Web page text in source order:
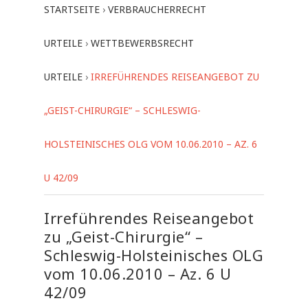
STARTSEITE › VERBRAUCHERRECHT
URTEILE › WETTBEWERBSRECHT
URTEILE › IRREFÜHRENDES REISEANGEBOT ZU
„GEIST-CHIRURGIE“ – SCHLESWIG-
HOLSTEINISCHES OLG VOM 10.06.2010 – AZ. 6
U 42/09
Irreführendes Reiseangebot
zu „Geist-Chirurgie“ –
Schleswig-Holsteinisches OLG
vom 10.06.2010 – Az. 6 U
42/09